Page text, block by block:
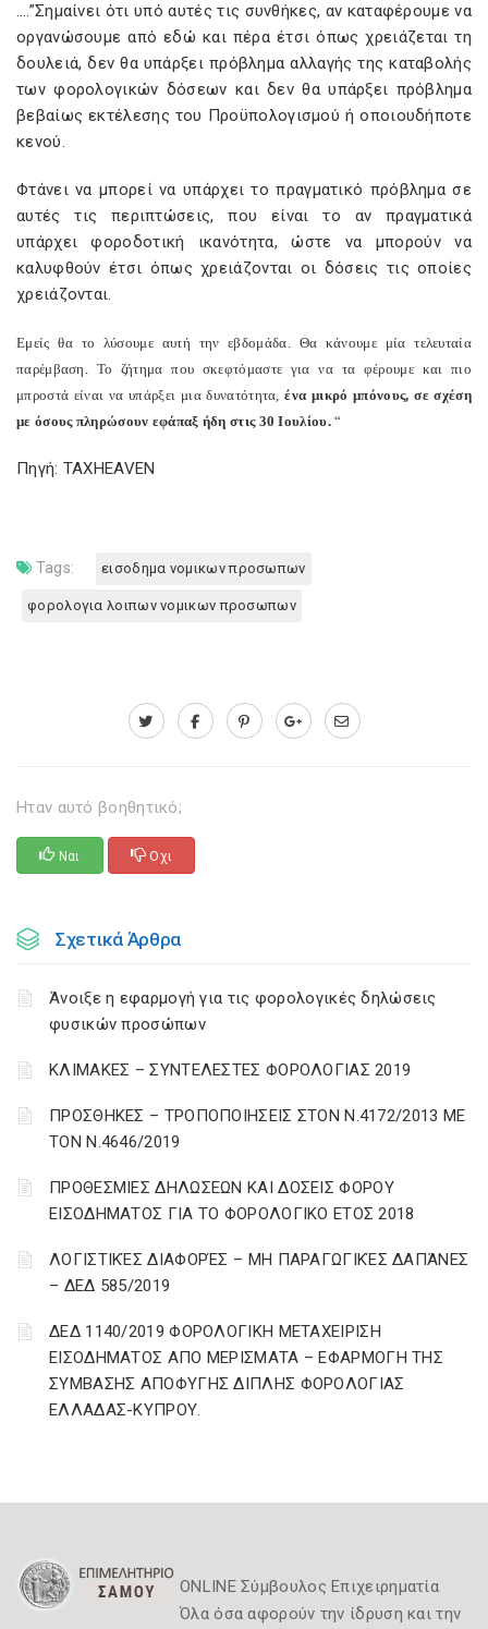
….”Σημαίνει ότι υπό αυτές τις συνθήκες, αν καταφέρουμε να
οργανώσουμε από εδώ και πέρα έτσι όπως χρειάζεται τη
δουλειά, δεν θα υπάρξει πρόβλημα αλλαγής της καταβολής
των φορολογικών δόσεων και δεν θα υπάρξει πρόβλημα
βεβαίως εκτέλεσης του Προϋπολογισμού ή οποιουδήποτε
κενού.
Φτάνει να μπορεί να υπάρχει το πραγματικό πρόβλημα σε
αυτές τις περιπτώσεις, που είναι το αν πραγματικά
υπάρχει φοροδοτική ικανότητα, ώστε να μπορούν να
καλυφθούν έτσι όπως χρειάζονται οι δόσεις τις οποίες
χρειάζονται.
Εμείς θα το λύσουμε αυτή την εβδομάδα. Θα κάνουμε μία τελευταία
παρέμβαση. Το ζήτημα που σκεφτόμαστε για να τα φέρουμε και πιο
μπροστά είναι να υπάρξει μια δυνατότητα,ένα μικρό μπόνους, σε σχέση
με όσους πληρώσουν εφάπαξ ήδη στις 30 Ιουλίου.“
Πηγή: TAXHEAVEN
Tags: εισοδημα νομικων προσωπων
φορολογια λοιπων νομικων προσωπων
Ηταν αυτό βοηθητικό;
Ναι Οχι
Σχετικά Άρθρα
Άνοιξε η εφαρμογή για τις φορολογικές δηλώσεις
φυσικών προσώπων
ΚΛΙΜΑΚΕΣ – ΣΥΝΤΕΛΕΣΤΕΣ ΦΟΡΟΛΟΓΙΑΣ 2019
ΠΡΟΣΘΗΚΕΣ – ΤΡΟΠΟΠΟΙΗΣΕΙΣ ΣΤΟΝ Ν.4172/2013 ΜΕ
ΤΟΝ Ν.4646/2019
ΠΡΟΘΕΣΜΙΕΣ ΔΗΛΩΣΕΩΝ ΚΑΙ ΔΟΣΕΙΣ ΦΟΡΟΥ
ΕΙΣΟΔΗΜΑΤΟΣ ΓΙΑ ΤΟ ΦΟΡΟΛΟΓΙΚΟ ΕΤΟΣ 2018
ΛΟΓΙΣΤΙΚΈΣ ΔΙΑΦΟΡΈΣ – ΜΗ ΠΑΡΑΓΩΓΙΚΈΣ ΔΑΠΆΝΕΣ
– ΔΕΔ 585/2019
ΔΕΔ 1140/2019 ΦΟΡΟΛΟΓΙΚΗ ΜΕΤΑΧΕΙΡΙΣΗ
ΕΙΣΟΔΗΜΑΤΟΣ ΑΠΟ ΜΕΡΙΣΜΑΤΑ – ΕΦΑΡΜΟΓΗ ΤΗΣ
ΣΥΜΒΑΣΗΣ ΑΠΟΦΥΓΗΣ ΔΙΠΛΗΣ ΦΟΡΟΛΟΓΙΑΣ
ΕΛΛΑΔΑΣ-ΚΥΠΡΟΥ.
ONLINE Σύμβουλος Επιχειρηματία
Όλα όσα αφορούν την ίδρυση και την